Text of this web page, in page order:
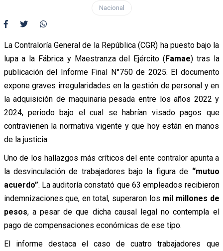
Nacional
La Contraloría General de la República (CGR) ha puesto bajo la
lupa a la Fábrica y Maestranza del Ejército (Famae) tras la
publicación del Informe Final N°750 de 2025. El documento
expone graves irregularidades en la gestión de personal y en
la adquisición de maquinaria pesada entre los años 2022 y
2024, periodo bajo el cual se habrían visado pagos que
contravienen la normativa vigente y que hoy están en manos
de la justicia.
Uno de los hallazgos más críticos del ente contralor apunta a
la desvinculación de trabajadores bajo la figura de “mutuo
acuerdo”. La auditoría constató que 63 empleados recibieron
indemnizaciones que, en total, superaron los mil millones de
pesos, a pesar de que dicha causal legal no contempla el
pago de compensaciones económicas de ese tipo.
El informe destaca el caso de cuatro trabajadores que